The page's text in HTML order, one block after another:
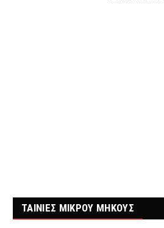
ΤΑΙΝΙΕΣ ΜΙΚΡΟΥ ΜΗΚΟΥΣ